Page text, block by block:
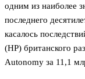
одним из наиболее
последнего
касалось
(HP) британского
Autonomy за 11,1